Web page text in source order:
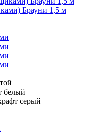
Брауни 1,5 м
белый
серый